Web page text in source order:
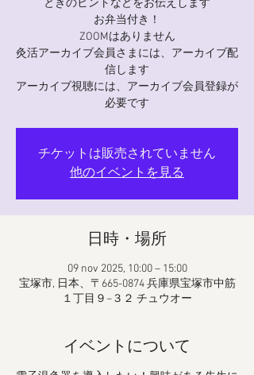
ときのヒントなどをお伝えします
お弁当付き！
ZOOMはありません
灸活アーカイブ会員さまには、アーカイブ配
信します
アーカイブ視聴には、アーカイブ会員登録が
必要です
チケットは販売されていません
他のイベントを見る
日時・場所
09 nov 2025, 10:00 – 15:00
宝塚市, 日本、〒665-0874 兵庫県宝塚市中筋
１丁目９−３２ チュウオー
イベントについて